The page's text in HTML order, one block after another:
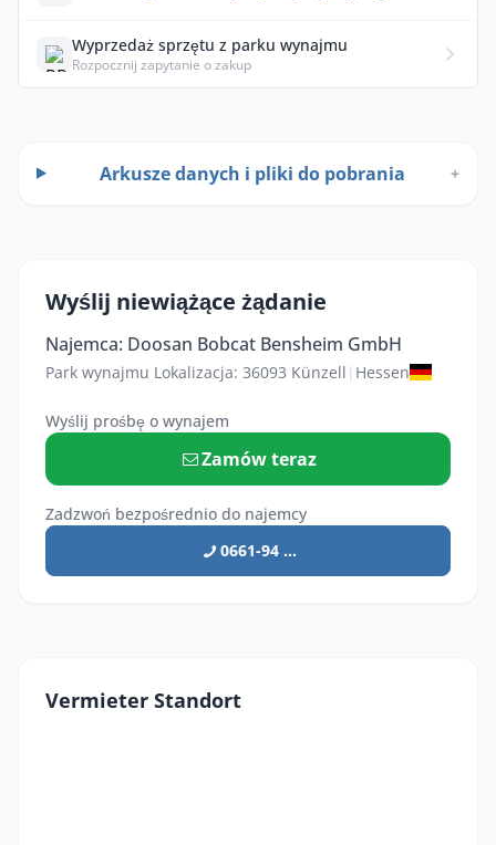
Wyprzedaż sprzętu z parku wynajmu
Rozpocznij zapytanie o zakup
Arkusze danych i pliki do pobrania +
Wyślij niewiążące żądanie
Najemca: Doosan Bobcat Bensheim GmbH
Park wynajmu Lokalizacja: 36093 Künzell | Hessen
Wyślij prośbę o wynajem
Zamów teraz
Zadzwoń bezpośrednio do najemcy
0661-94 ...
Vermieter Standort